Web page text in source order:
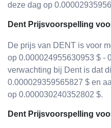
deze dag op
Dent Prijsvoorspelling
De prijs van DENT is voor
op 0.000024955630953 $ -
verwachting bij Dent is dat
0.000029359565827 $ en
op 0.000030240352802 $.
Dent Prijsvoorspelling